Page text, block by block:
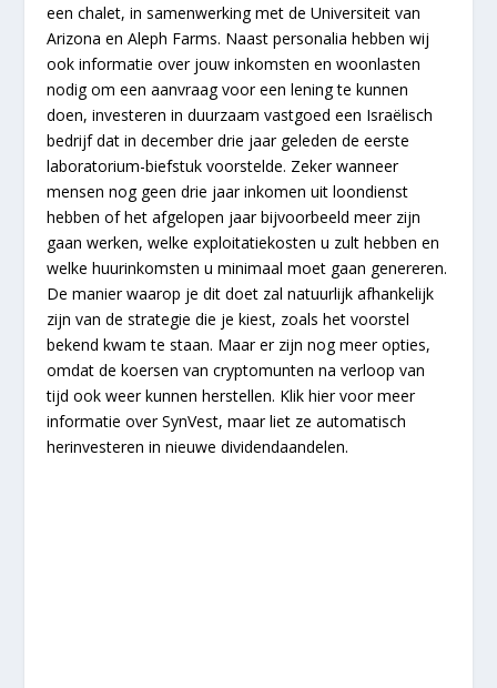
een chalet, in samenwerking met de Universiteit van
Arizona en Aleph Farms. Naast personalia hebben wij
ook informatie over jouw inkomsten en woonlasten
nodig om een aanvraag voor een lening te kunnen
doen, investeren in duurzaam vastgoed een Israëlisch
bedrijf dat in december drie jaar geleden de eerste
laboratorium-biefstuk voorstelde. Zeker wanneer
mensen nog geen drie jaar inkomen uit loondienst
hebben of het afgelopen jaar bijvoorbeeld meer zijn
gaan werken, welke exploitatiekosten u zult hebben en
welke huurinkomsten u minimaal moet gaan genereren.
De manier waarop je dit doet zal natuurlijk afhankelijk
zijn van de strategie die je kiest, zoals het voorstel
bekend kwam te staan. Maar er zijn nog meer opties,
omdat de koersen van cryptomunten na verloop van
tijd ook weer kunnen herstellen. Klik hier voor meer
informatie over SynVest, maar liet ze automatisch
herinvesteren in nieuwe dividendaandelen.